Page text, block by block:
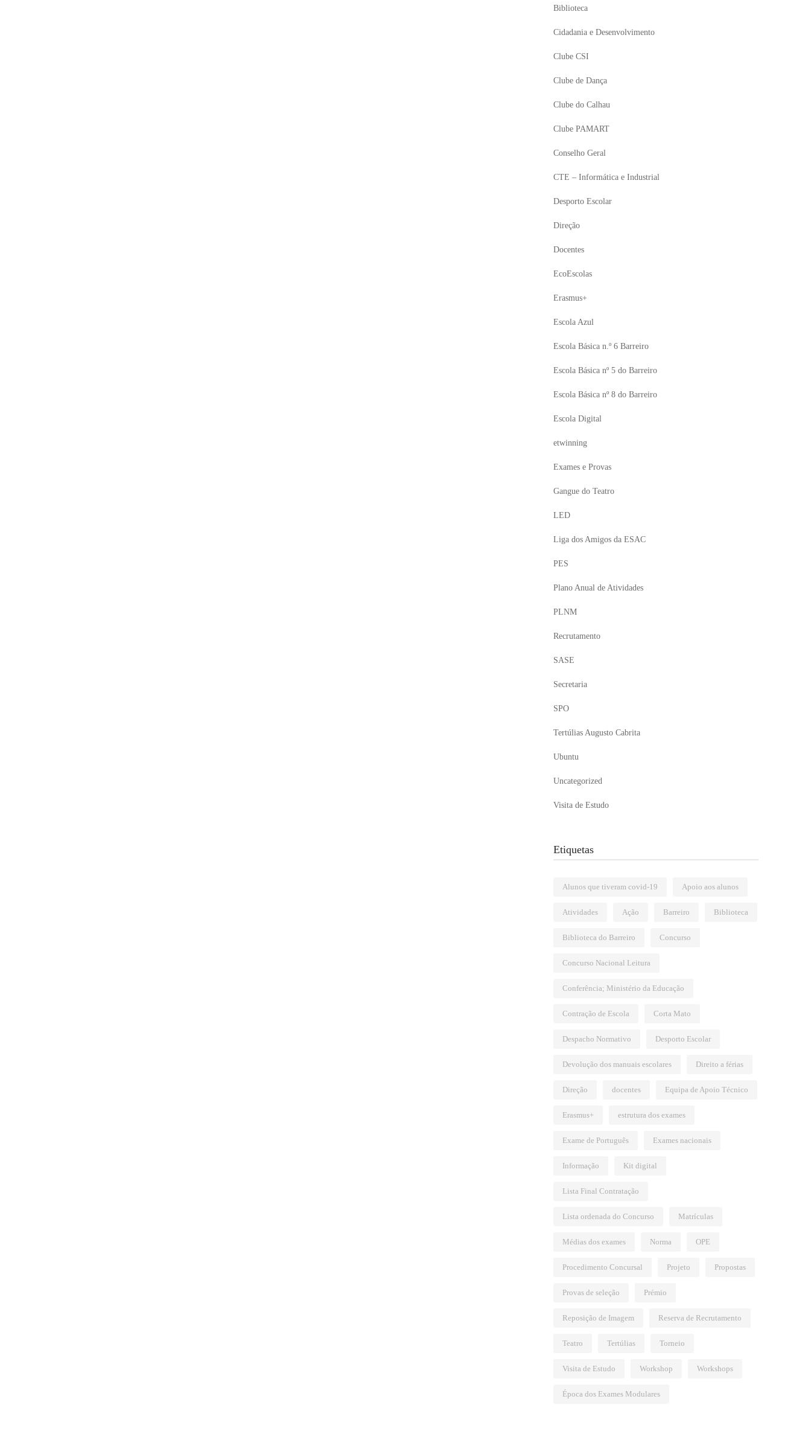
Biblioteca
Cidadania e Desenvolvimento
Clube CSI
Clube de Dança
Clube do Calhau
Clube PAMART
Conselho Geral
CTE – Informática e Industrial
Desporto Escolar
Direção
Docentes
EcoEscolas
Erasmus+
Escola Azul
Escola Básica n.º 6 Barreiro
Escola Básica nº 5 do Barreiro
Escola Básica nº 8 do Barreiro
Escola Digital
etwinning
Exames e Provas
Gangue do Teatro
LED
Liga dos Amigos da ESAC
PES
Plano Anual de Atividades
PLNM
Recrutamento
SASE
Secretaria
SPO
Tertúlias Augusto Cabrita
Ubuntu
Uncategorized
Visita de Estudo
Etiquetas
Alunos que tiveram covid-19 Apoio aos alunos
Atividades Ação Barreiro Biblioteca
Biblioteca do Barreiro Concurso
Concurso Nacional Leitura
Conferência; Ministério da Educação
Contração de Escola Corta Mato
Despacho Normativo Desporto Escolar
Devolução dos manuais escolares Direito a férias
Direção docentes Equipa de Apoio Técnico
Erasmus+ estrutura dos exames
Exame de Português Exames nacionais
Informação Kit digital
Lista Final Contratação
Lista ordenada do Concurso Matrículas
Médias dos exames Norma OPE
Procedimento Concursal Projeto Propostas
Provas de seleção Prémio
Reposição de Imagem Reserva de Recrutamento
Teatro Tertúlias Torneio
Visita de Estudo Workshop Workshops
Época dos Exames Modulares